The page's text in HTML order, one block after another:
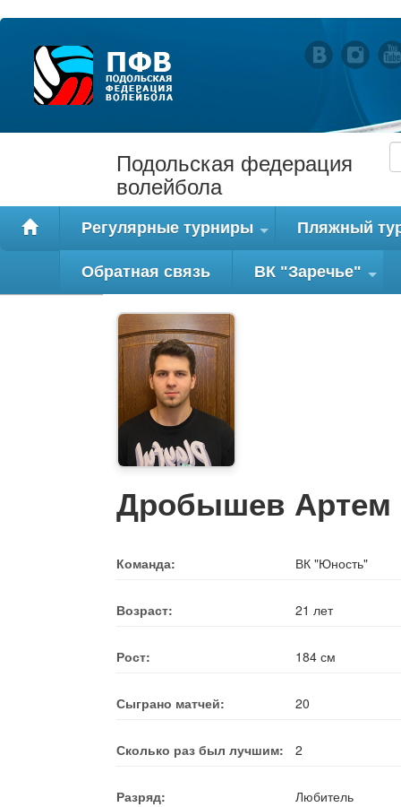
Подольская федерация
волейбола
+
Регулярные турниры Пляжный
Обратная связь
+
ВК "Заречье"
Дробышев
Команда: ВК "Юность"
Возраст: 21 лет
Рост: 184 см
Сыграно матчей: 20
Сколько раз был лучшим: 2
Разряд: Любитель